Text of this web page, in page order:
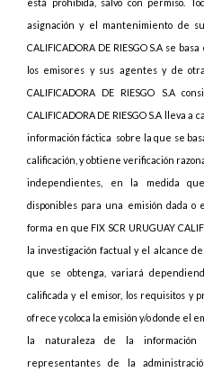
asignación y el mantenimiento de
CALIFICADORA DE RIESGO S.A se
los emisores y sus agentes y de
CALIFICADORA DE RIESGO S.A
CALIFICADORA DE RIESGO S.A lleva
información fáctica sobre la que se
calificación, y obtiene verificación
independientes, en la medida
disponibles para una emisión dada
forma en que FIX SCR URUGUAY
la investigación factual y el alcance
que se obtenga, variará
calificada y el emisor, los requisitos y
ofrece y coloca la emisión y/o donde el
la naturaleza de la
representantes de la